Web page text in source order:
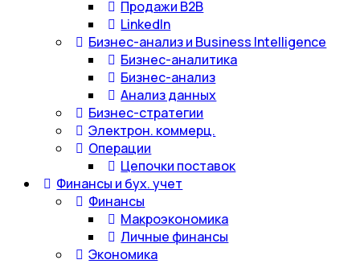
Продажи B2B
LinkedIn
Бизнес-анализ и Business Intelligence
Бизнес-аналитика
Бизнес-анализ
Анализ данных
Бизнес-стратегии
Электрон. коммерц.
Операции
Цепочки поставок
Финансы и бух. учет
Финансы
Макроэкономика
Личные финансы
Экономика